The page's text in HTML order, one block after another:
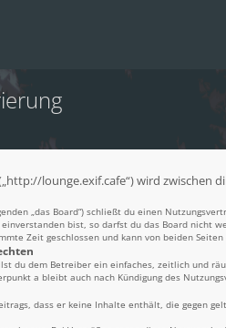
lounge.exif.cafe“) wird
„das Board“) schließt du einen
bist, so darfst du das Board nicht
Zeit geschlossen und kann von beiden
du dem Betreiber ein einfaches, zeitlich und
a bleibt auch nach Kündigung des
dass er keine Inhalte enthält, die gegen